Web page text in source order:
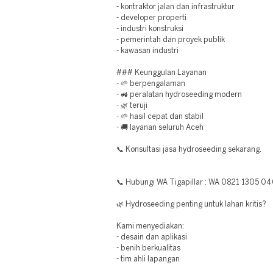
- kontraktor jalan dan infrastruktur
- developer properti
- industri konstruksi
- pemerintah dan proyek publik
- kawasan industri
### Keunggulan Layanan
- 🌱 berpengalaman
- 🚜 peralatan hydroseeding modern
- 🌿 teruji
- 🌱 hasil cepat dan stabil
- 🚚 layanan seluruh Aceh
📞 Konsultasi jasa hydroseeding sekarang.
📞 Hubungi WA Tigapillar : WA 0821 1305
🌿 Hydroseeding penting untuk lahan kritis?
Kami menyediakan:
- desain dan aplikasi
- benih berkualitas
- tim ahli lapangan